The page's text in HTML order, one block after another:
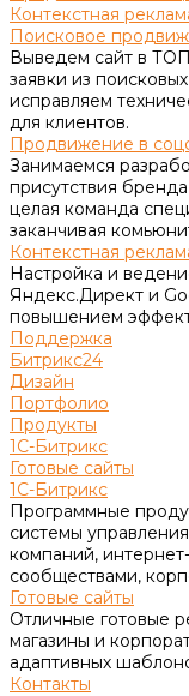
Контекстная
Поисковое
Выведем сайт в
заявки из
исправляем
для клиентов.
Продвижение в
Занимаемся
присутствия
целая команда
заканчивая
Контекстная
Настройка и
Яндекс.Директ и
повышением
Поддержка
Битрикс24
Дизайн
Портфолио
Продукты
1С-Битрикс
Готовые сайты
1С-Битрикс
Программные
системы
компаний,
сообществами,
Готовые сайты
Отличные готовые
магазины и
адаптивных
Контакты